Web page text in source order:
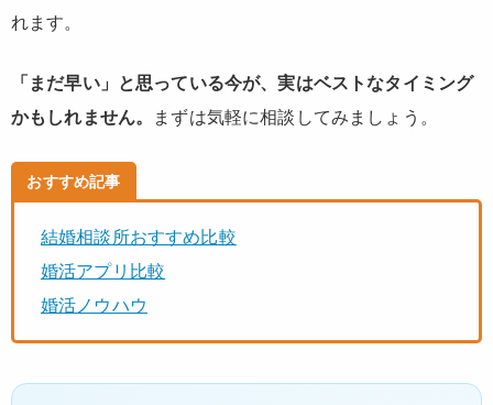
れます。
「まだ早い」と思っている今が、実はベストなタイミング
かもしれません。
まずは気軽に相談してみましょう。
おすすめ記事
結婚相談所おすすめ比較
婚活アプリ比較
婚活ノウハウ